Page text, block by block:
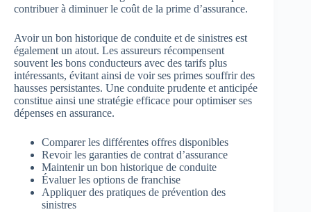
contribuer à diminuer le coût de la prime d’assurance.
Avoir un bon historique de conduite et de sinistres est
également un atout. Les assureurs récompensent
souvent les bons conducteurs avec des tarifs plus
intéressants, évitant ainsi de voir ses primes souffrir des
hausses persistantes. Une conduite prudente et anticipée
constitue ainsi une stratégie efficace pour optimiser ses
dépenses en assurance.
Comparer les différentes offres disponibles
Revoir les garanties de contrat d’assurance
Maintenir un bon historique de conduite
Évaluer les options de franchise
Appliquer des pratiques de prévention des
sinistres